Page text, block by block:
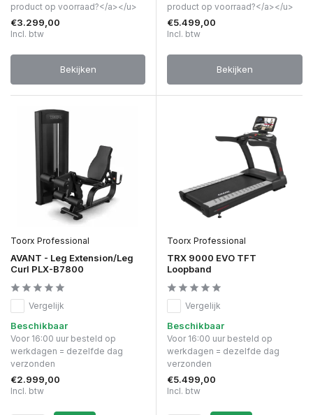
product op voorraad?</a></u>
€3.299,00
Incl. btw
Bekijken
product op voorraad?</a></u>
€5.499,00
Incl. btw
Bekijken
Toorx Professional
AVANT - Leg Extension/Leg
Curl PLX-B7800
Vergelijk
Beschikbaar
Voor 16:00 uur besteld op
werkdagen = dezelfde dag
verzonden
€2.999,00
Incl. btw
Toorx Professional
TRX 9000 EVO TFT
Loopband
Vergelijk
Beschikbaar
Voor 16:00 uur besteld op
werkdagen = dezelfde dag
verzonden
€5.499,00
Incl. btw